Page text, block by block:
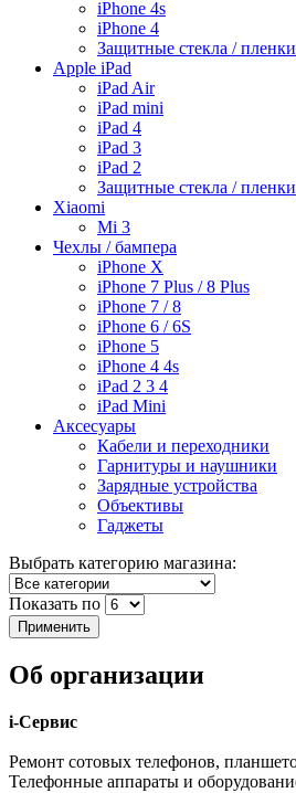
iPhone 4s
iPhone 4
Защитные стекла / пленки
Apple iPad
iPad Air
iPad mini
iPad 4
iPad 3
iPad 2
Защитные стекла / пленки
Xiaomi
Mi 3
Чехлы / бампера
iPhone X
iPhone 7 Plus / 8 Plus
iPhone 7 / 8
iPhone 6 / 6S
iPhone 5
iPhone 4 4s
iPad 2 3 4
iPad Mini
Аксесуары
Кабели и переходники
Гарнитуры и наушники
Зарядные устройства
Объективы
Гаджеты
Выбрать категорию магазина:
Показать по
Об организации
i-Сервис
Ремонт сотовых телефонов,
Телефонные аппараты и